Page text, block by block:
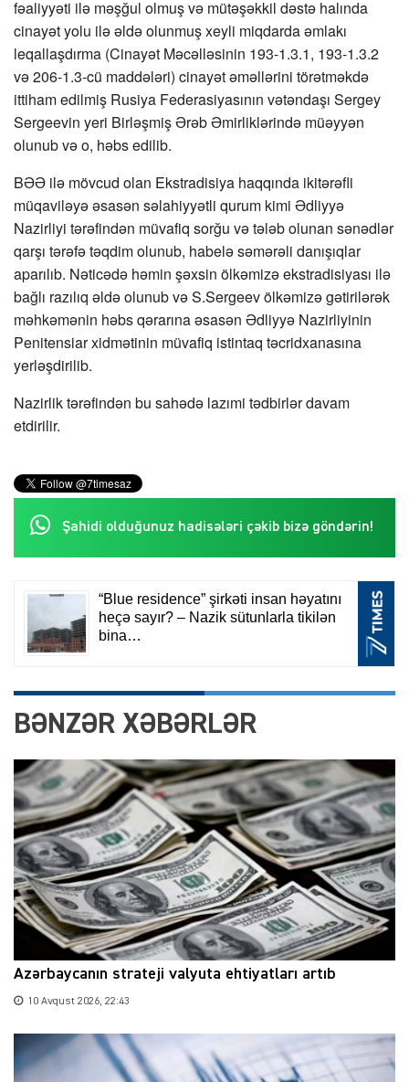
fəaliyyəti ilə məşğul olmuş və mütəşəkkil dəstə halında
cinayət yolu ilə əldə olunmuş xeyli miqdarda əmlakı
leqallaşdırma (Cinayət Məcəlləsinin 193-1.3.1, 193-1.3.2
və 206-1.3-cü maddələri) cinayət əməllərini törətməkdə
ittiham edilmiş Rusiya Federasiyasının vətəndaşı Sergey
Sergeevin yeri Birləşmiş Ərəb Əmirliklərində müəyyən
olunub və o, həbs edilib.
BƏƏ ilə mövcud olan Ekstradisiya haqqında ikitərəfli
müqaviləyə əsasən səlahiyyətli qurum kimi Ədliyyə
Nazirliyi tərəfindən müvafiq sorğu və tələb olunan sənədlər
qarşı tərəfə təqdim olunub, habelə səmərəli danışıqlar
aparılıb. Nəticədə həmin şəxsin ölkəmizə ekstradisiyası ilə
bağlı razılıq əldə olunub və S.Sergeev ölkəmizə gətirilərək
məhkəmənin həbs qərarına əsasən Ədliyyə Nazirliyinin
Penitensiar xidmətinin müvafiq istintaq təcridxanasına
yerləşdirilib.
Nazirlik tərəfindən bu sahədə lazımi tədbirlər davam
etdirilir.
Şahidi olduğunuz hadisələri çəkib bizə göndərin!
BƏNZƏR XƏBƏRLƏR
Azərbaycanın strateji valyuta ehtiyatları artıb
10 Avqust 2026, 22:43